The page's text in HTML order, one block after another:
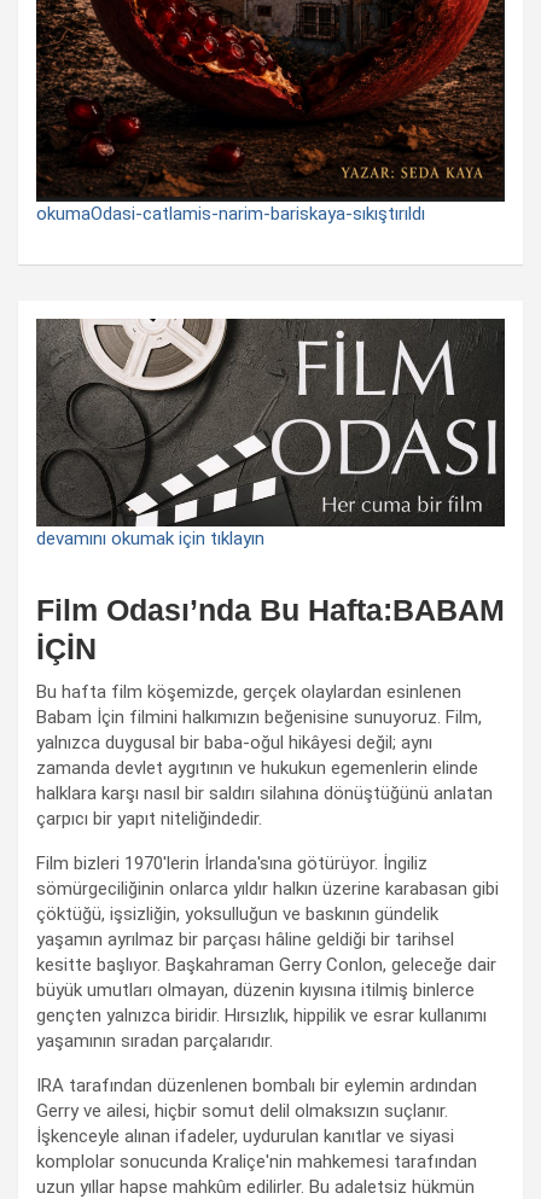
okumaOdasi-catlamis-narim-bariskaya-sıkıştırıldı
devamını okumak için tıklayın
Film Odası’nda Bu Hafta:BABAM
İÇİN
Bu hafta film köşemizde, gerçek olaylardan esinlenen
Babam İçin filmini halkımızın beğenisine sunuyoruz. Film,
yalnızca duygusal bir baba-oğul hikâyesi değil; aynı
zamanda devlet aygıtının ve hukukun egemenlerin elinde
halklara karşı nasıl bir saldırı silahına dönüştüğünü anlatan
çarpıcı bir yapıt niteliğindedir.
Film bizleri 1970'lerin İrlanda'sına götürüyor. İngiliz
sömürgeciliğinin onlarca yıldır halkın üzerine karabasan gibi
çöktüğü, işsizliğin, yoksulluğun ve baskının gündelik
yaşamın ayrılmaz bir parçası hâline geldiği bir tarihsel
kesitte başlıyor. Başkahraman Gerry Conlon, geleceğe dair
büyük umutları olmayan, düzenin kıyısına itilmiş binlerce
gençten yalnızca biridir. Hırsızlık, hippilik ve esrar kullanımı
yaşamının sıradan parçalarıdır.
IRA tarafından düzenlenen bombalı bir eylemin ardından
Gerry ve ailesi, hiçbir somut delil olmaksızın suçlanır.
İşkenceyle alınan ifadeler, uydurulan kanıtlar ve siyasi
komplolar sonucunda Kraliçe'nin mahkemesi tarafından
uzun yıllar hapse mahkûm edilirler. Bu adaletsiz hükmün